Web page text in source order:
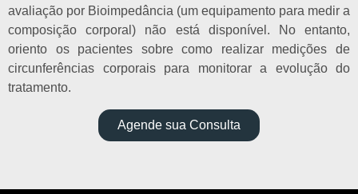
avaliação por Bioimpedância (um equipamento para medir a
composição corporal) não está disponível. No entanto,
oriento os pacientes sobre como realizar medições de
circunferências corporais para monitorar a evolução do
tratamento.
Agende sua Consulta